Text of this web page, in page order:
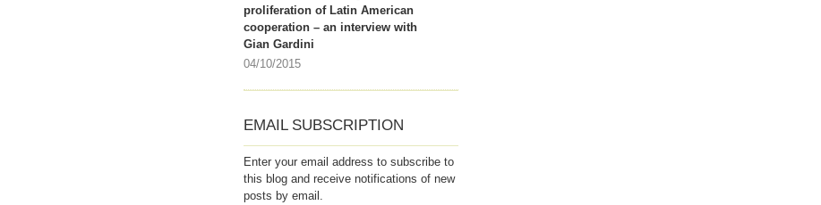
proliferation of Latin American
cooperation – an interview with
Gian Gardini
04/10/2015
EMAIL SUBSCRIPTION
Enter your email address to subscribe to
this blog and receive notifications of new
posts by email.